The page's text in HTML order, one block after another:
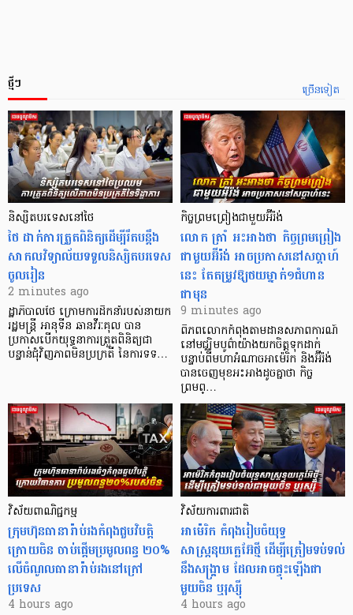
ច្រើនទៀត
ថ្មីៗ
និស្សិតបរទេសនៅថៃ
ថៃ ដាក់ការត្រួតពិនិត្យ​ដើម្បីរឹតបន្ដឹង
សាកលវិទ្យាល័យទទួលនិស្សិតបរទេស
ចូលរៀន
2 minutes ago
ដ្ឋាភិបាលថៃ ក្រោមការដឹកនាំរបស់នាយក
រដ្ឋមន្ត្រី អានុទីន ឆានវីរៈគុល បាន
ប្រកាសបើកយុទ្ធនាការត្រួតពិនិត្យជា
បន្ទាន់ជុំវិញភាពមិនប្រក្រតី នៃការទទ…
កិច្ចព្រមព្រៀងជាមួយអ៊ីរ៉ង់
លោក ត្រាំ អះអាងថា កិច្ចព្រមព្រៀង
ជាមួយអ៊ីរ៉ង់ អាចប្រកាសនៅសប្តាហ៍
នេះ តែតម្រូវឱ្យថយម្នាក់១ជំហាន
ជាមុន
9 minutes ago
ពិភពលោកកំពុងតាមដានសភាពការណ៍
នៅមជ្ឈិមបូព៌ាយ៉ាងយកចិត្តទុកដាក់
បន្ទាប់ពីមហាអំណាចអាម៉េរិក និងអ៊ីរ៉ង់
បានចេញមុខអះអាងដូចគ្នាថា កិច្ច
ព្រមព្…
វិស័យពាណិជ្ជកម្ម
ក្រុមហ៊ុនធានារ៉ាប់រងកំពុងជួបវិបត្តិ
ក្រោយចិន ចាប់ផ្តើមប្រមូលពន្ធ ២០%
លើចំណូលធានារ៉ាប់រងនៅក្រៅ
ប្រទេស
4 hours ago
វិស័យការពារជាតិ
អាម៉េរិក កំពុងរៀបចំយុទ្ធ
សាស្ត្រនុយក្លេអ៊ែថ្មី ដើម្បីត្រៀមទប់ទល់
នឹងសង្គ្រាម ដែលអាចផ្ទុះឡើងជា
មួយចិន ឬរុស្ស៊ី
4 hours ago